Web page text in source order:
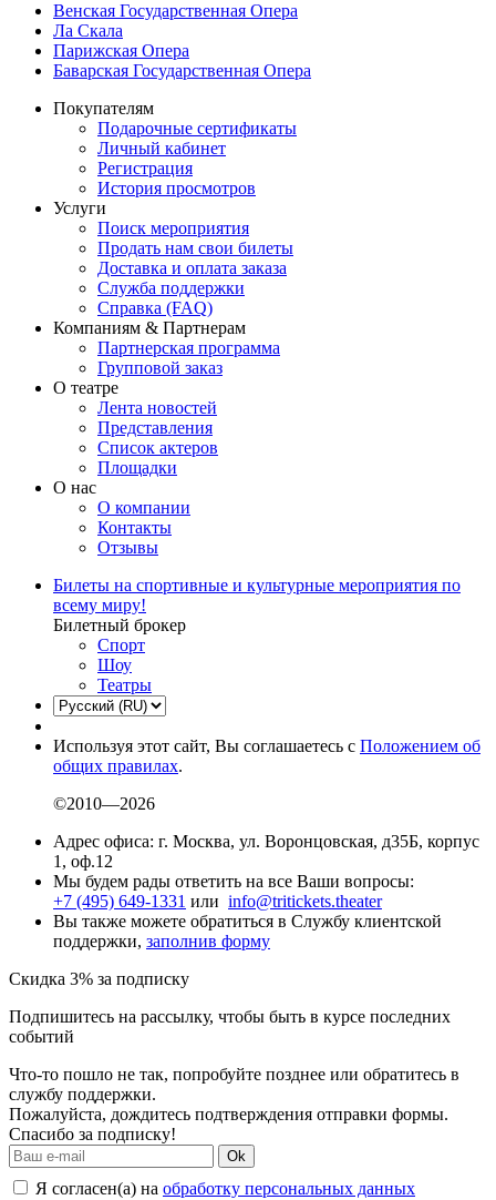
Венская Государственная Опера
Ла Скала
Парижская Опера
Баварская Государственная Опера
Покупателям
Подарочные сертификаты
Личный кабинет
Регистрация
История просмотров
Услуги
Поиск мероприятия
Продать нам свои билеты
Доставка и оплата заказа
Служба поддержки
Справка (FAQ)
Компаниям & Партнерам
Партнерская программа
Групповой заказ
О театре
Лента новостей
Представления
Список актеров
Площадки
О нас
О компании
Контакты
Отзывы
Билеты на спортивные и культурные мероприятия по
всему миру!
Билетный брокер
Спорт
Шоу
Театры
Используя этот сайт, Вы соглашаетесь с Положением об
общих правилах.
©2010—2026
Адрес офиса: г. Москва, ул. Воронцовская, д35Б, корпус
1, оф.12
Мы будем рады ответить на все Ваши вопросы:
+7 (495) 649-1331 или info@tritickets.theater
Вы также можете обратиться в Службу клиентской
поддержки, заполнив форму
Скидка 3% за подписку
Подпишитесь на рассылку, чтобы быть в курсе последних
событий
Что-то пошло не так, попробуйте позднее или обратитесь в
службу поддержки.
Пожалуйста, дождитесь подтверждения отправки формы.
Спасибо за подписку!
Ok
Я согласен(а) на обработку персональных данных